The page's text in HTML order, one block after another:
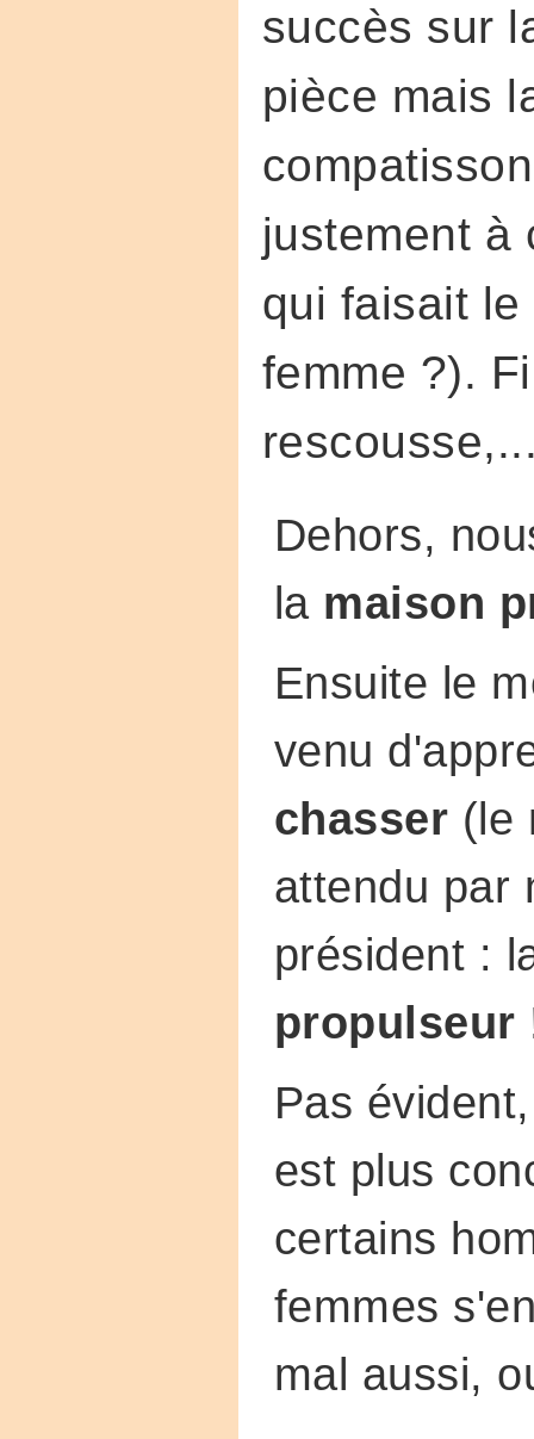
succès sur
pièce mais
justement à
qui faisait
femme ?).
Dehors,
la maison
Ensuite le
venu
chasser (le
attendu par
président :
propulseur
Pas
est plus
certains
femmes
mal aussi,